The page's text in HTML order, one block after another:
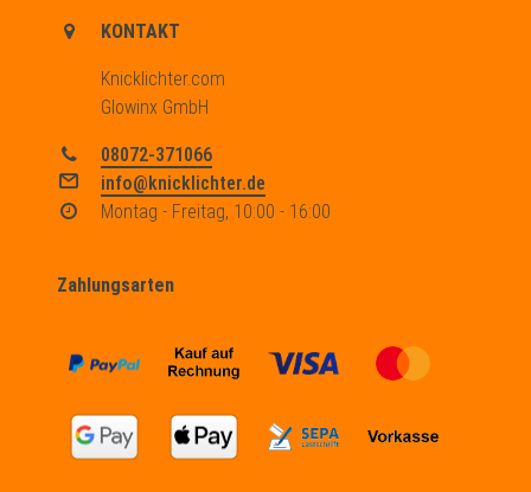
KONTAKT
Knicklichter.com
Glowinx GmbH
08072-371066
info@knicklichter.de
Montag - Freitag, 10:00 - 16:00
Zahlungsarten